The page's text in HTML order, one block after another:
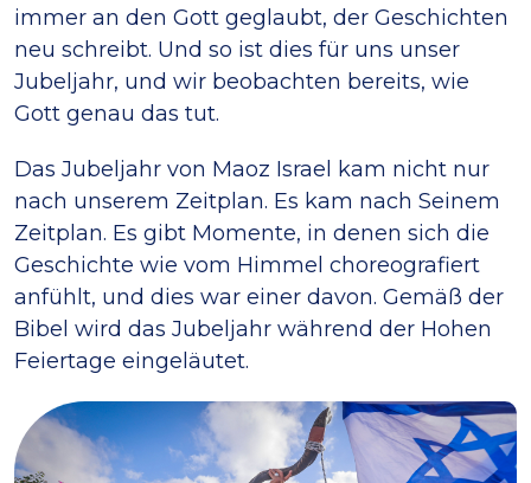
immer an den Gott geglaubt, der Geschichten
neu schreibt. Und so ist dies für uns unser
Jubeljahr, und wir beobachten bereits, wie
Gott genau das tut.
Das Jubeljahr von Maoz Israel kam nicht nur
nach unserem Zeitplan. Es kam nach Seinem
Zeitplan. Es gibt Momente, in denen sich die
Geschichte wie vom Himmel choreografiert
anfühlt, und dies war einer davon. Gemäß der
Bibel wird das Jubeljahr während der Hohen
Feiertage eingeläutet.